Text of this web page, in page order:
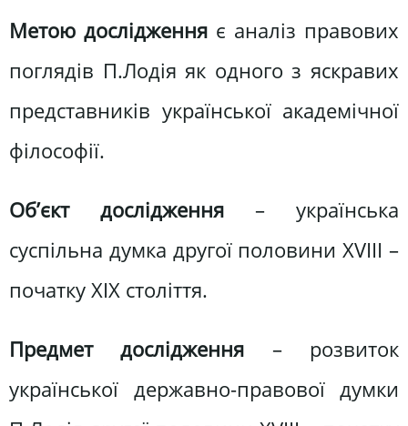
Метою дослідження є аналіз правових
поглядів П.Лодія як одного з яскравих
представників української академічної
філософії.
Об’єкт дослідження – українська
суспільна думка другої половини XVIII –
початку XIX століття.
Предмет дослідження – розвиток
української державно-правової думки